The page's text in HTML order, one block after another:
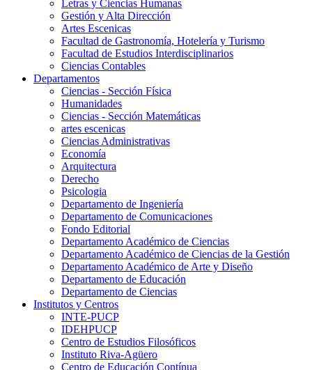
Letras y Ciencias Humanas
Gestión y Alta Dirección
Artes Escenicas
Facultad de Gastronomía, Hotelería y Turismo
Facultad de Estudios Interdisciplinarios
Ciencias Contables
Departamentos
Ciencias - Sección Física
Humanidades
Ciencias - Sección Matemáticas
artes escenicas
Ciencias Administrativas
Economía
Arquitectura
Derecho
Psicologia
Departamento de Ingeniería
Departamento de Comunicaciones
Fondo Editorial
Departamento Académico de Ciencias
Departamento Académico de Ciencias de la Gestión
Departamento Académico de Arte y Diseño
Departamento de Educación
Departamento de Ciencias
Institutos y Centros
INTE-PUCP
IDEHPUCP
Centro de Estudios Filosóficos
Instituto Riva-Agüero
Centro de Educación Contínua